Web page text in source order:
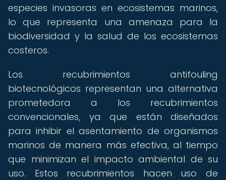
especies invasoras en ecosistemas marinos,
lo que representa una amenaza para la
biodiversidad y la salud de los ecosistemas
costeros.
Los recubrimientos antifouling
biotecnológicos representan una alternativa
prometedora a los recubrimientos
convencionales, ya que están diseñados
para inhibir el asentamiento de organismos
marinos de manera más efectiva, al tiempo
que minimizan el impacto ambiental de su
uso. Estos recubrimientos hacen uso de